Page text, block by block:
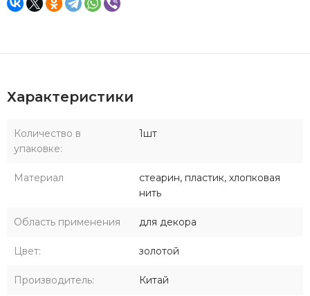
Характеристики
Количество в
упаковке:
1шт
Материал
стеарин, пластик, хлопковая
нить
Область применения для декора
Цвет: золотой
Производитель: Китай